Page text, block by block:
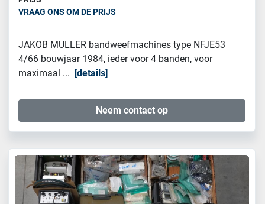
VRAAG ONS OM DE PRIJS
JAKOB MULLER bandweefmachines type NFJE53
4/66 bouwjaar 1984, ieder voor 4 banden, voor
maximaal ...
details
Neem contact op